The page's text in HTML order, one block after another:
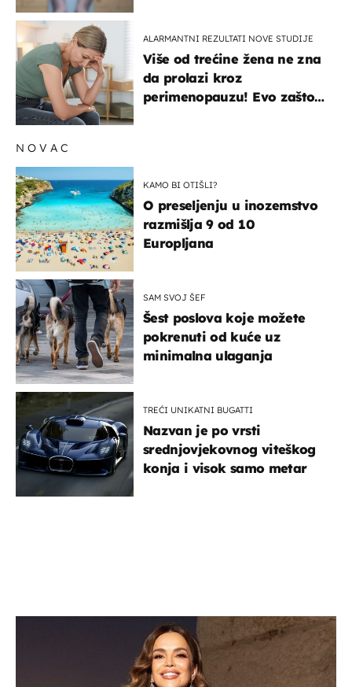
ALARMANTNI REZULTATI NOVE STUDIJE
Više od trećine žena ne zna
da prolazi kroz
perimenopauzu! Evo zašto
NOVAC
KAMO BI OTIŠLI?
O preseljenju u inozemstvo
razmišlja 9 od 10
Europljana
SAM SVOJ ŠEF
Šest poslova koje možete
pokrenuti od kuće uz
minimalna ulaganja
TREĆI UNIKATNI BUGATTI
Nazvan je po vrsti
srednjovjekovnog viteškog
konja i visok samo metar